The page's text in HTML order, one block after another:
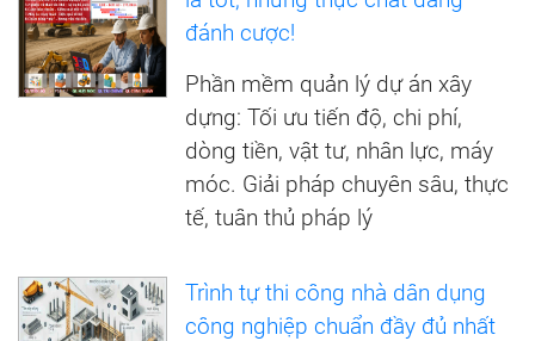
đánh cược!
Phần mềm quản lý dự án xây
dựng: Tối ưu tiến độ, chi phí,
dòng tiền, vật tư, nhân lực, máy
móc. Giải pháp chuyên sâu, thực
tế, tuân thủ pháp lý
Trình tự thi công nhà dân dụng
công nghiệp chuẩn đầy đủ nhất